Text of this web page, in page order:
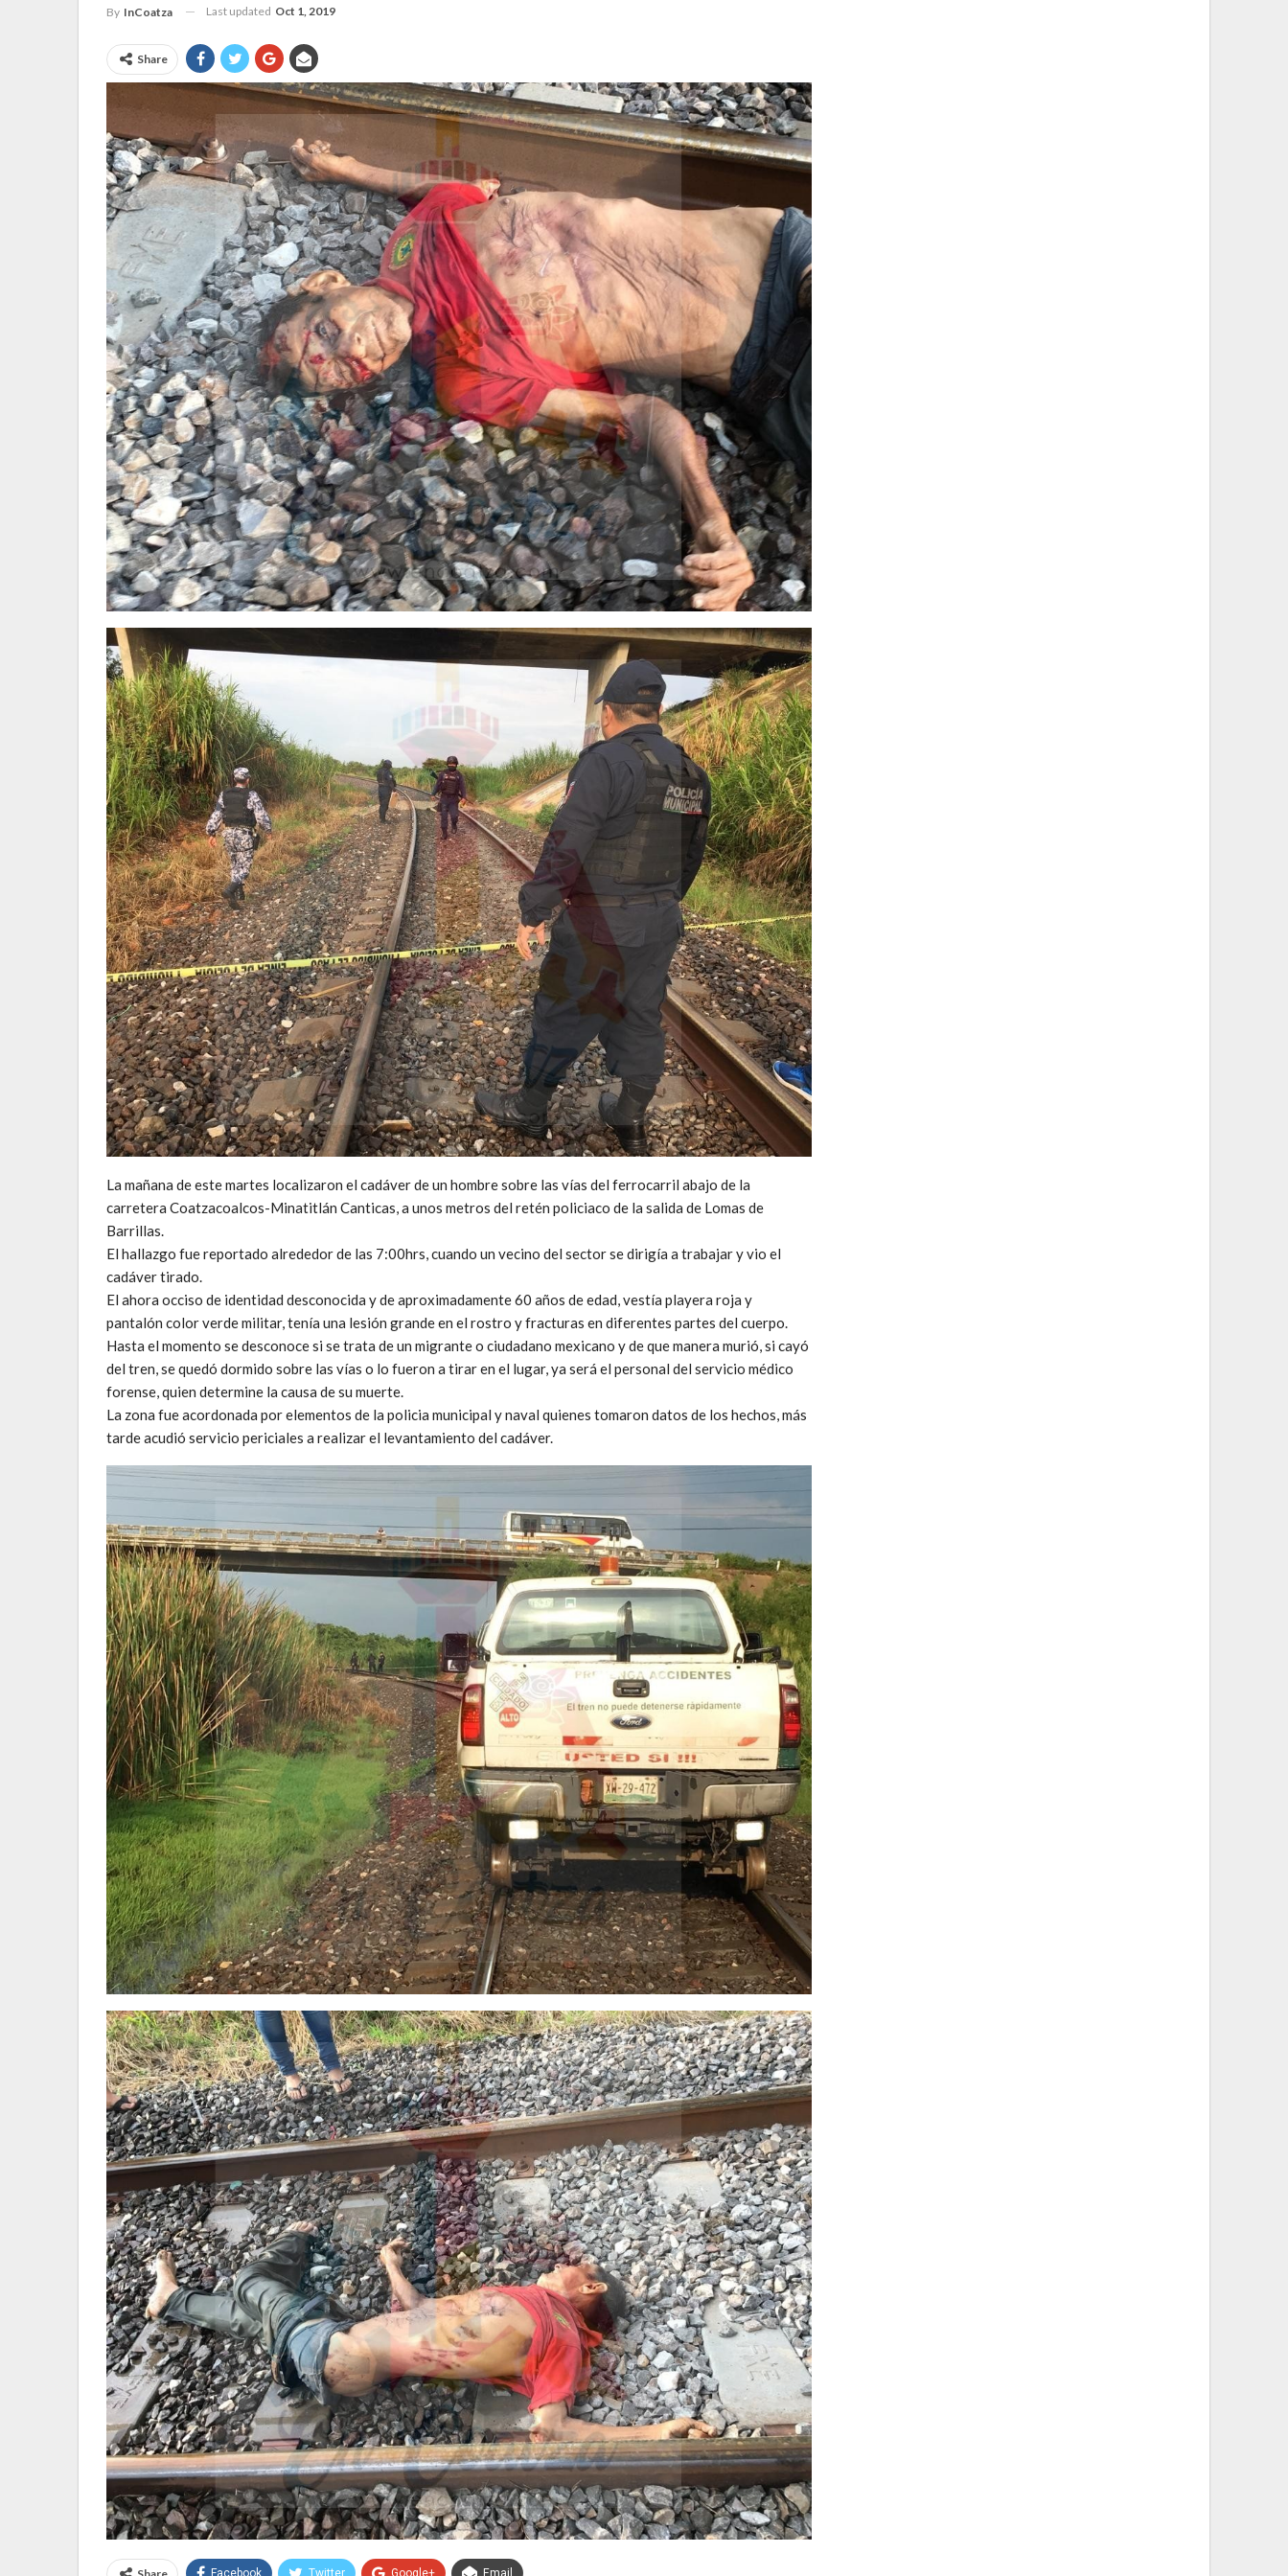
By InCoatza Last updated Oct 1, 2019
Share
La mañana de este martes localizaron el cadáver de un hombre sobre las vías del ferrocarril abajo de la
carretera Coatzacoalcos-Minatitlán Canticas, a unos metros del retén policiaco de la salida de Lomas de
Barrillas.
El hallazgo fue reportado alrededor de las 7:00hrs, cuando un vecino del sector se dirigía a trabajar y vio el
cadáver tirado.
El ahora occiso de identidad desconocida y de aproximadamente 60 años de edad, vestía playera roja y
pantalón color verde militar, tenía una lesión grande en el rostro y fracturas en diferentes partes del cuerpo.
Hasta el momento se desconoce si se trata de un migrante o ciudadano mexicano y de que manera murió, si cayó
del tren, se quedó dormido sobre las vías o lo fueron a tirar en el lugar, ya será el personal del servicio médico
forense, quien determine la causa de su muerte.
La zona fue acordonada por elementos de la policia municipal y naval quienes tomaron datos de los hechos, más
tarde acudió servicio periciales a realizar el levantamiento del cadáver.
Share Facebook Twitter Google+ Email